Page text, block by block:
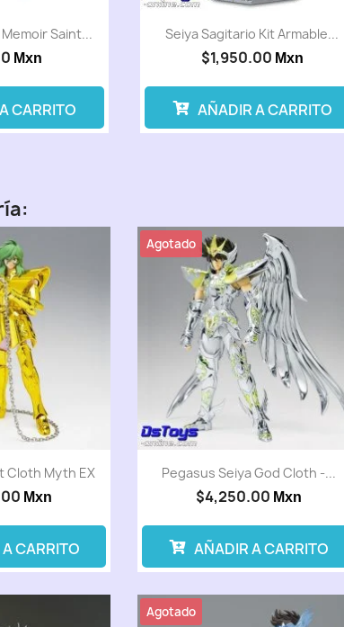
Saint...
Mxn
CARRITO
Seiya Sagitario Kit Armable...
$1,950.00 Mxn
AÑADIR A CARRITO
Cloth Myth EX
Mxn
CARRITO
Pegasus Seiya God Cloth -...
$4,250.00 Mxn
Agotado
AÑADIR A CARRITO
Agotado